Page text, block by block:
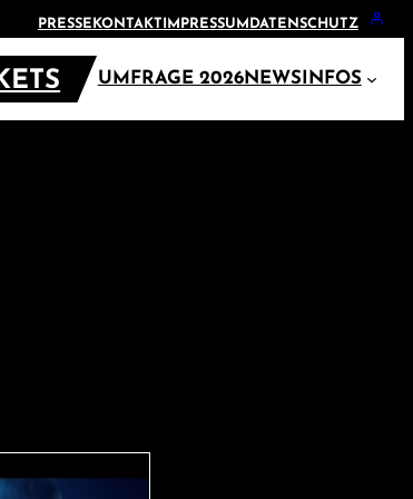
PRESSE KONTAKT IMPRESSUM DATENSCHUTZ
UMFRAGE 2026NEWS INFOS